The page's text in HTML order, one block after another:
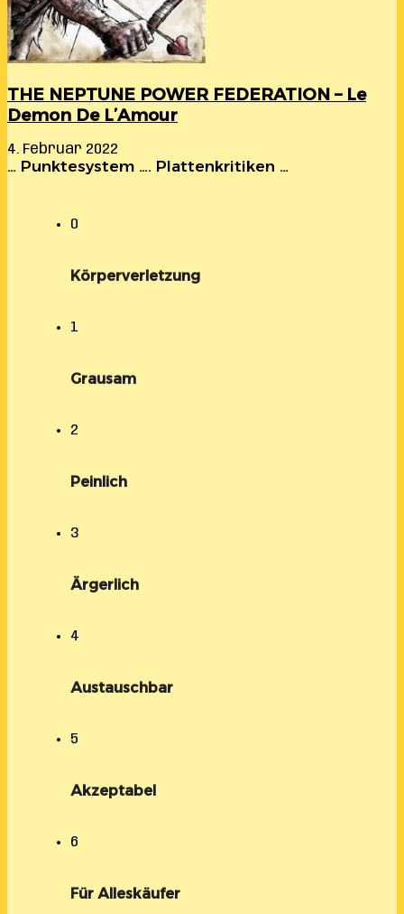
THE NEPTUNE POWER FEDERATION – Le
Demon De L’Amour
4. Februar 2022
… Punktesystem …. Plattenkritiken …
0
Körperverletzung
1
Grausam
2
Peinlich
3
Ärgerlich
4
Austauschbar
5
Akzeptabel
6
Für Alleskäufer